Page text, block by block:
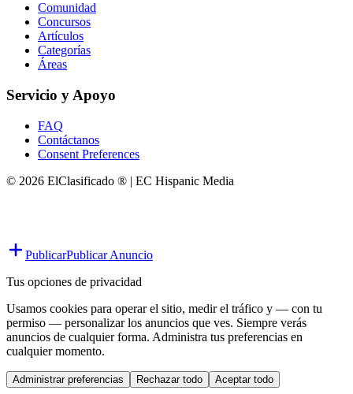
Comunidad
Concursos
Artículos
Categorías
Áreas
Servicio y Apoyo
FAQ
Contáctanos
Consent Preferences
© 2026 ElClasificado ® | EC Hispanic Media
PublicarPublicar Anuncio
Tus opciones de privacidad
Usamos cookies para operar el sitio, medir el tráfico y — con tu
permiso — personalizar los anuncios que ves. Siempre verás
anuncios de cualquier forma. Administra tus preferencias en
cualquier momento.
Administrar preferencias Rechazar todo Aceptar todo